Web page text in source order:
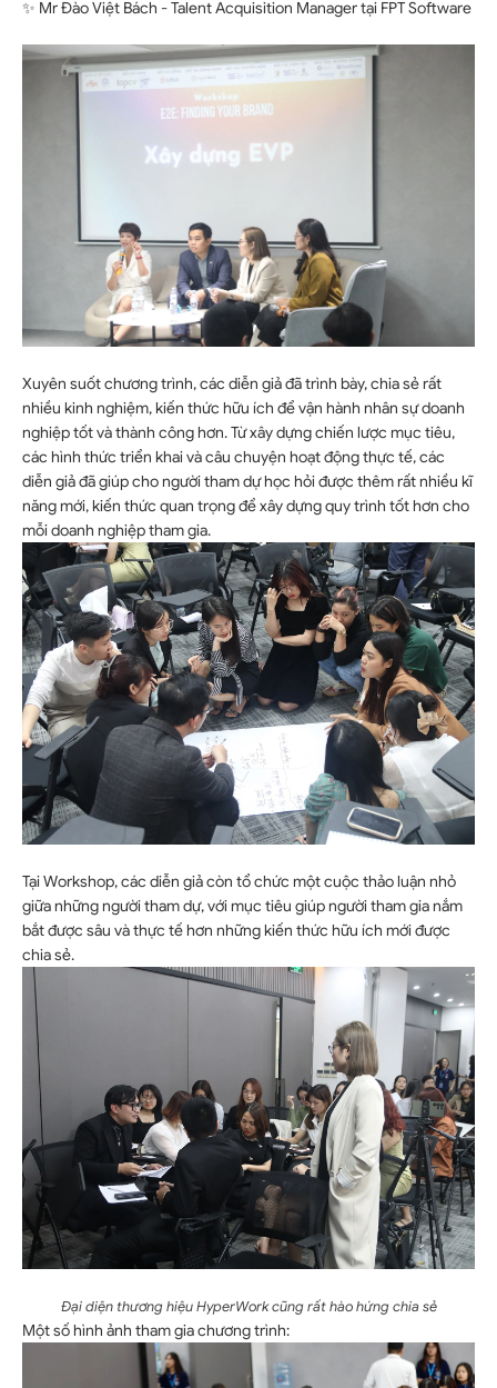
✨ Mr Đào Việt Bách - Talent Acquisition Manager tại FPT Software
Xuyên suốt chương trình, các diễn giả đã trình bày, chia sẻ rất
nhiều kinh nghiệm, kiến thức hữu ích để vận hành nhân sự doanh
nghiệp tốt và thành công hơn. Từ xây dựng chiến lược mục tiêu,
các hình thức triển khai và câu chuyện hoạt động thực tế, các
diễn giả đã giúp cho người tham dự học hỏi được thêm rất nhiều kĩ
năng mới, kiến thức quan trọng để xây dựng quy trình tốt hơn cho
mỗi doanh nghiệp tham gia.
Tại Workshop, các diễn giả còn tổ chức một cuộc thảo luận nhỏ
giữa những người tham dự, với mục tiêu giúp người tham gia nắm
bắt được sâu và thực tế hơn những kiến thức hữu ích mới được
chia sẻ.
Đại diện thương hiệu HyperWork cũng rất hào hứng chia sẻ
Một số hình ảnh tham gia chương trình: